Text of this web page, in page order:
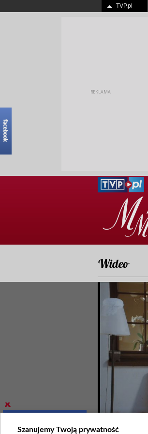
TVP.pl
Wideo
Szanujemy Twoją prywatność